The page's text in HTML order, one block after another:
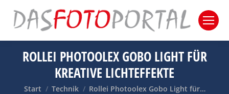
ROLLEI PHOTOOLEX GOBO LIGHT FÜR
KREATIVE LICHTEFFEKTE
Sie befinden sich hier:
Start Technik Rollei Photoolex Gobo Light für…